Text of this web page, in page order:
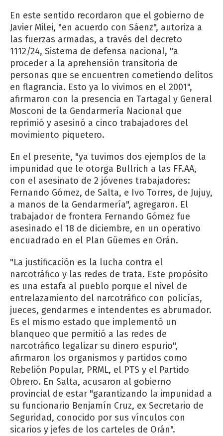
En este sentido recordaron que el gobierno de
Javier Milei, "en acuerdo con Sáenz", autoriza a
las fuerzas armadas, a través del decreto
1112/24, Sistema de defensa nacional, "a
proceder a la aprehensión transitoria de
personas que se encuentren cometiendo delitos
en flagrancia. Esto ya lo vivimos en el 2001",
afirmaron con la presencia en Tartagal y General
Mosconi de la Gendarmería Nacional que
reprimió y asesinó a cinco trabajadores del
movimiento piquetero.
En el presente, "ya tuvimos dos ejemplos de la
impunidad que le otorga Bullrich a las FF.AA,
con el asesinato de 2 jóvenes trabajadores:
Fernando Gómez, de Salta, e Ivo Torres, de Jujuy,
a manos de la Gendarmería", agregaron. El
trabajador de frontera Fernando Gómez fue
asesinado el 18 de diciembre, en un operativo
encuadrado en el Plan Güemes en Orán.
"La justificación es la lucha contra el
narcotráfico y las redes de trata. Este propósito
es una estafa al pueblo porque el nivel de
entrelazamiento del narcotráfico con policías,
jueces, gendarmes e intendentes es abrumador.
Es el mismo estado que implementó un
blanqueo que permitió a las redes de
narcotráfico legalizar su dinero espurio",
afirmaron los organismos y partidos como
Rebelión Popular, PRML, el PTS y el Partido
Obrero. En Salta, acusaron al gobierno
provincial de estar "garantizando la impunidad a
su funcionario Benjamín Cruz, ex Secretario de
Seguridad, conocido por sus vínculos con
sicarios y jefes de los carteles de Orán".